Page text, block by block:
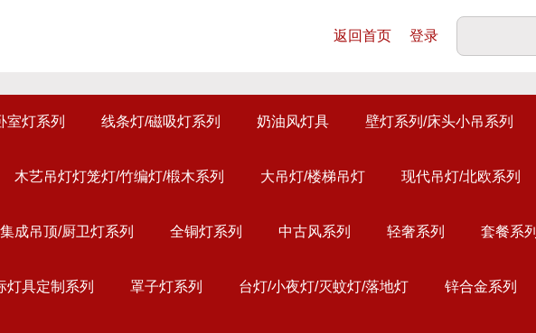
返回首页 登录
室灯系列 线条灯/磁吸灯系列 奶油风灯具 壁灯系列/床头小吊系列
木艺吊灯灯笼灯/竹编灯/椴木系列 大吊灯/楼梯吊灯 现代吊灯/北欧系列
成吊顶/厨卫灯系列 全铜灯系列 中古风系列 轻奢系列 套餐系列
灯具定制系列 罩子灯系列 台灯/小夜灯/灭蚊灯/落地灯 锌合金系列